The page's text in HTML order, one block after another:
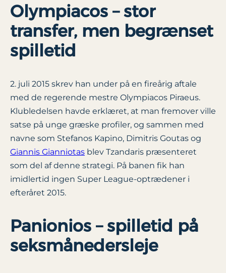
Olympiacos – stor
transfer, men begrænset
spilletid
2. juli 2015 skrev han under på en fireårig aftale
med de regerende mestre Olympiacos Piraeus.
Klubledelsen havde erklæret, at man fremover ville
satse på unge græske profiler, og sammen med
navne som Stefanos Kapino, Dimitris Goutas og
Giannis Gianniotas blev Tzandaris præsenteret
som del af denne strategi. På banen fik han
imidlertid ingen Super League-optrædener i
efteråret 2015.
Panionios – spilletid på
seksmånedersleje